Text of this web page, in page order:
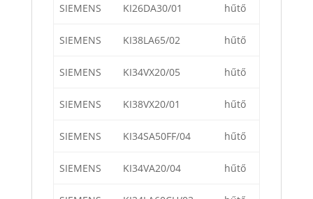
SIEMENS KI26DA30/01 hűtő
SIEMENS KI38LA65/02 hűtő
SIEMENS KI34VX20/05 hűtő
SIEMENS KI38VX20/01 hűtő
SIEMENS KI34SA50FF/04 hűtő
SIEMENS KI34VA20/04 hűtő